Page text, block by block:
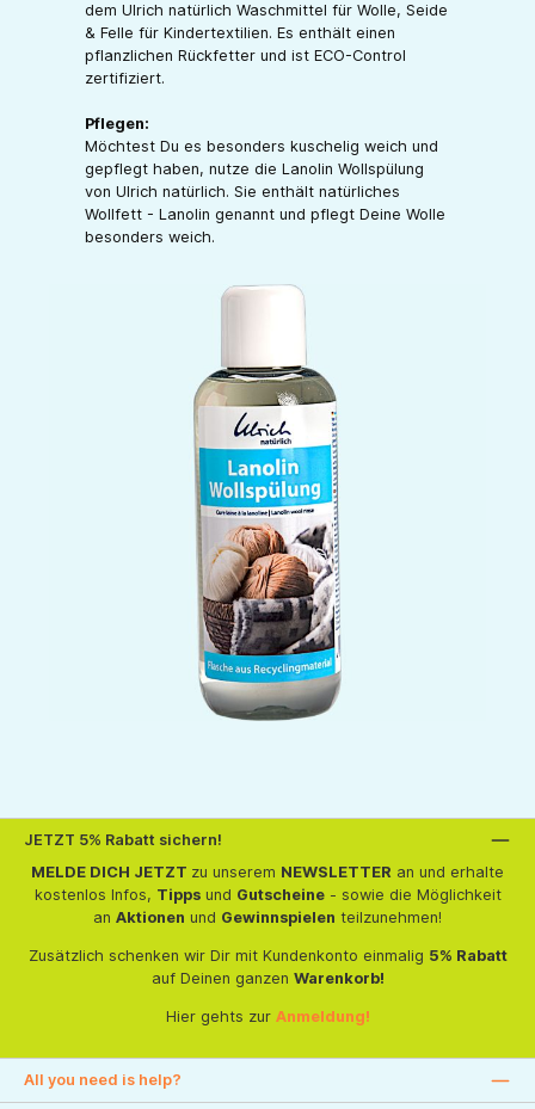
dem Ulrich natürlich Waschmittel für Wolle, Seide
& Felle für Kindertextilien. Es enthält einen
pflanzlichen Rückfetter und ist ECO-Control
zertifiziert.
Pflegen:
Möchtest Du es besonders kuschelig weich und
gepflegt haben, nutze die Lanolin Wollspülung
von Ulrich natürlich. Sie enthält natürliches
Wollfett - Lanolin genannt und pflegt Deine Wolle
besonders weich.
JETZT 5% Rabatt sichern!
MELDE DICH JETZT zu unserem NEWSLETTER an und erhalte
kostenlos Infos, Tippsund Gutscheine- sowie die Möglichkeit
an Aktionen und Gewinnspielen teilzunehmen!
Zusätzlich schenken wir Dir mit Kundenkonto einmalig 5% Rabatt
auf Deinen ganzen Warenkorb!
Hier gehts zur Anmeldung!
All you need is help?